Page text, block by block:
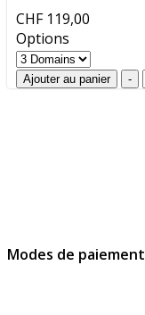
CHF 119,00
Options
Modes de paiement